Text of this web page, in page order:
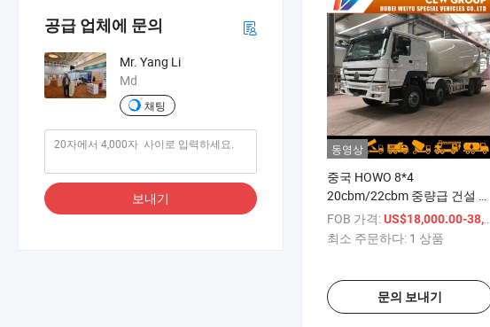
공급 업체에 문의
Mr. Yang Li
Md
채팅
보내기
동영상
중국 HOWO 8*4
20cbm/22cbm 중량급 건설 시
멘트 트랜짓 콘크리트 믹서 트
럭
FOB 가격:US$18,000.00-38,000.00
최소 주문하다: 1 상품
문의 보내기